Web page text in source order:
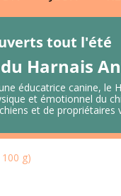
tout l'été
Harnais
éducatrice canine,
et émotionnel du
et de propriétaires
g)